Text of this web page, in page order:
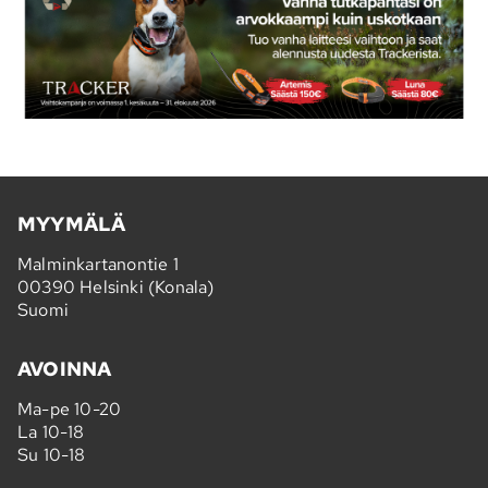
MYYMÄLÄ
Malminkartanontie 1
00390 Helsinki (Konala)
Suomi
AVOINNA
Ma-pe 10-20
La 10-18
Su 10-18